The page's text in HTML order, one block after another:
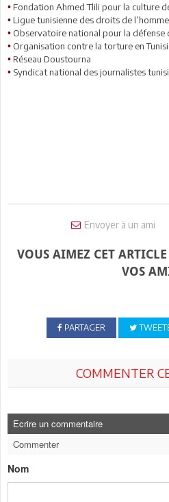
• Fondation Ahmed Tlili pour la culture
• Ligue tunisienne des droits de l’homme
• Observatoire national pour la défense
• Organisation contre la torture en
• Réseau Doustourna
• Syndicat national des journalistes
Envoyer à un ami
VOUS AIMEZ CET
VOS
PARTAGER
COMMENTER
Ecrire un commentaire
Commenter
Nom